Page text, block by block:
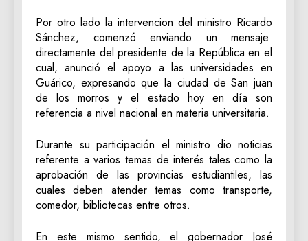
Por otro lado la intervencion del ministro Ricardo
Sánchez, comenzó enviando un mensaje
directamente del presidente de la República en el
cual, anunció el apoyo a las universidades en
Guárico, expresando que la ciudad de San juan
de los morros y el estado hoy en día son
referencia a nivel nacional en materia universitaria.
Durante su participación el ministro dio noticias
referente a varios temas de interés tales como la
aprobación de las provincias estudiantiles, las
cuales deben atender temas como transporte,
comedor, bibliotecas entre otros.
En este mismo sentido, el gobernador José